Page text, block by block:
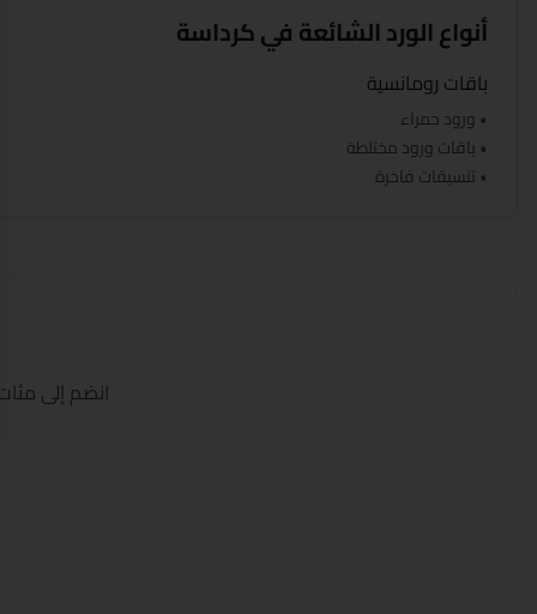
أنواع الورد الشائعة فيكرداسة
باقات رومانسية
• ورود حمراء
• باقات ورود مختلطة
• تنسيقات فاخرة
انضم إلى